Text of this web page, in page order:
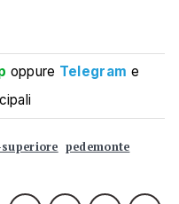
oppure Telegram e
pedemonte